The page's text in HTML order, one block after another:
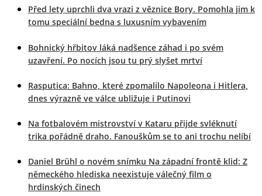
Před lety uprchli dva vrazi z věznice Bory. Pomohla jim k
tomu speciální bedna s luxusním vybavením
Bohnický hřbitov láká nadšence záhad i po svém
uzavření. Po nocích jsou tu prý slyšet mrtví
Rasputica: Bahno, které zpomalilo Napoleona i Hitlera,
dnes výrazně ve válce ubližuje i Putinovi
Na fotbalovém mistrovství v Kataru přijde svléknutí
trika pořádně draho. Fanouškům se to ani trochu nelíbí
Daniel Brühl o novém snímku Na západní frontě klid: Z
německého hlediska neexistuje válečný film o
hrdinských činech